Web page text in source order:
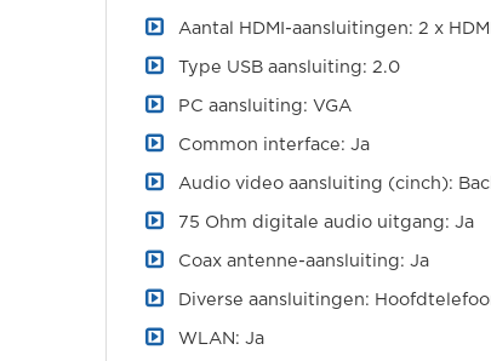
Aantal HDMI-aansluitingen: 2 x
Type USB aansluiting: 2.0
PC aansluiting: VGA
Common interface: Ja
Audio video aansluiting (cinch):
75 Ohm digitale audio uitgang: Ja
Coax antenne-aansluiting: Ja
Diverse aansluitingen:
WLAN: Ja